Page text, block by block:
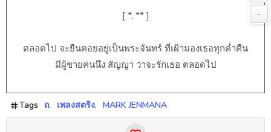
[ *, ** ]
ตลอดไป จะยืนคอยอยู่เป็นพระจันทร์ ที่เฝ้ามองเธอทุกค่ำคืน
มีผู้ชายคนนึง สัญญา ว่าจะรักเธอ ตลอดไป
Tags ถ เพลงสตริง MARK JENMANA
-